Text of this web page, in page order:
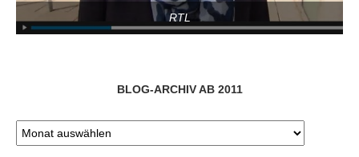
RTL
BLOG-ARCHIV AB 2011